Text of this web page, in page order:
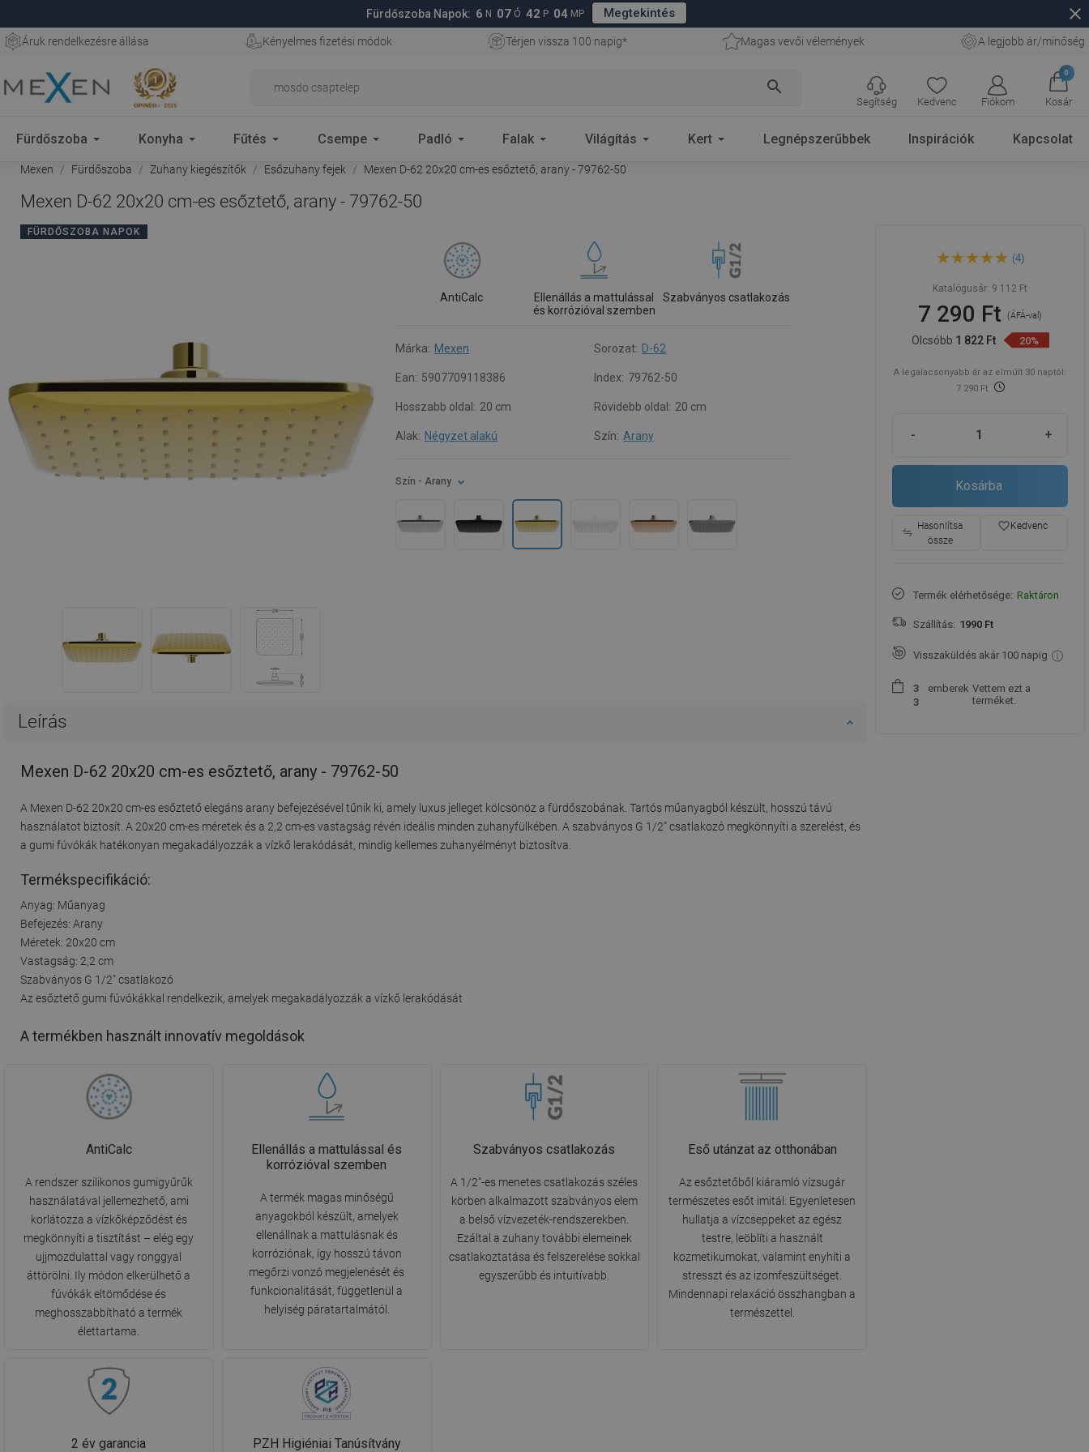
Fürdőszoba Napok: 6 N 07 Ó 42 P 03 MP Megtekintés close
Áruk rendelkezésre állása Kényelmes fizetési módok Térjen vissza 100 napig* Magas vevői vélemények A legjobb ár/minőség
search
Kedvenc Fiókom
0
Kosár
Segítség
Fürdőszoba Konyha Fűtés Csempe Padló Falak Világítás Kert Legnépszerűbbek Inspirációk Kapcsolat
Mexen Fürdőszoba Zuhany kiegészítők Esőzuhany fejek Mexen D-62 20x20 cm-es esőztető, arany - 79762-50
Mexen D-62 20x20 cm-es esőztető, arany - 79762-50
FÜRDŐSZOBA NAPOK
AntiCalc
Ellenállás a mattulással
és korrózióval szemben
Szabványos csatlakozás
Márka: Mexen Sorozat: D-62
Ean: 5907709118386 Index: 79762-50
Hosszabb oldal: 20 cm Rövidebb oldal: 20 cm
Alak: Négyzet alakú Szín: Arany
Szín - Arany
Leírás
Mexen D-62 20x20 cm-es esőztető, arany - 79762-50
A Mexen D-62 20x20 cm-es esőztető elegáns arany befejezésével tűnik ki, amely luxus jelleget kölcsönöz a fürdőszobának. Tartós műanyagból készült, hosszú távú
használatot biztosít. A 20x20 cm-es méretek és a 2,2 cm-es vastagság révén ideális minden zuhanyfülkében. A szabványos G 1/2" csatlakozó megkönnyíti a szerelést, és
a gumi fúvókák hatékonyan megakadályozzák a vízkő lerakódását, mindig kellemes zuhanyélményt biztosítva.
Termékspecifikáció:
Anyag: Műanyag
Befejezés: Arany
Méretek: 20x20 cm
Vastagság: 2,2 cm
Szabványos G 1/2" csatlakozó
Az esőztető gumi fúvókákkal rendelkezik, amelyek megakadályozzák a vízkő lerakódását
A termékben használt innovatív megoldások
AntiCalc
A rendszer szilikonos gumigyűrűk
használatával jellemezhető, ami
korlátozza a vízkőképződést és
megkönnyíti a tisztítást – elég egy
ujjmozdulattal vagy ronggyal
áttörölni. Ily módon elkerülhető a
fúvókák eltömődése és
meghosszabbítható a termék
élettartama.
Ellenállás a mattulással és
korrózióval szemben
A termék magas minőségű
anyagokból készült, amelyek
ellenállnak a mattulásnak és
korróziónak, így hosszú távon
megőrzi vonzó megjelenését és
funkcionalitását, függetlenül a
helyiség páratartalmától.
Szabványos csatlakozás
A 1/2"-es menetes csatlakozás széles
körben alkalmazott szabványos elem
a belső vízvezeték-rendszerekben.
Ezáltal a zuhany további elemeinek
csatlakoztatása és felszerelése sokkal
egyszerűbb és intuitívabb.
Eső utánzat az otthonában
Az esőztetőből kiáramló vízsugár
természetes esőt imitál. Egyenletesen
hullatja a vízcseppeket az egész
testre, leöblíti a használt
kozmetikumokat, valamint enyhíti a
stresszt és az izomfeszültséget.
Mindennapi relaxáció összhangban a
természettel.
2 év garancia PZH Higiéniai Tanúsítvány
Mexen D-62 20x20 cm-es
esőztető, arany - 79762-50
(4)
Katalógusár: 9 112 Ft
7 290 Ft(ÁFÁ-val)
Olcsóbb 1 822 Ft 20%
A legalacsonyabb ár az elmúlt 30 naptól:
7 290 Ft
- +
Kosárba
Hasonlítsa
össze
favorite_borderKedvenc
Termék elérhetősége: Raktáron
Szállítás: 1990 Ft
Visszaküldés akár 100 napig
3
3
emberek Vettem ezt a
terméket.